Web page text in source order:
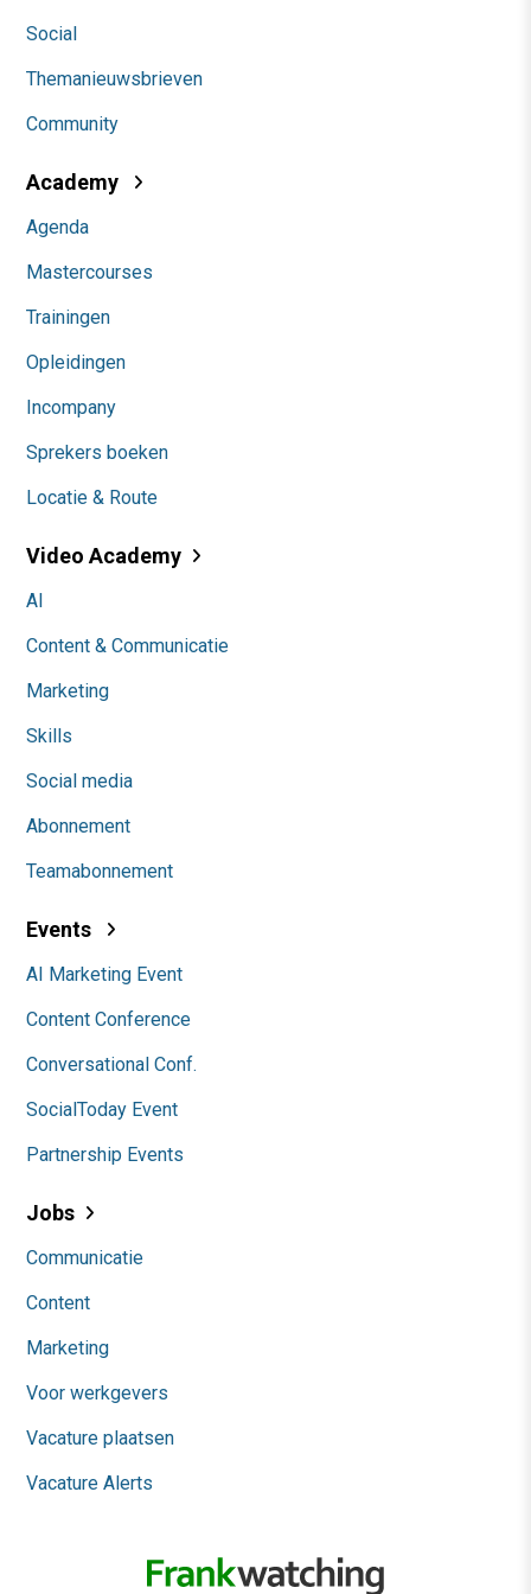
Social
Themanieuwsbrieven
Community
Academy
Agenda
Mastercourses
Trainingen
Opleidingen
Incompany
Sprekers boeken
Locatie & Route
Video Academy
AI
Content & Communicatie
Marketing
Skills
Social media
Abonnement
Teamabonnement
Events
AI Marketing Event
Content Conference
Conversational Conf.
SocialToday Event
Partnership Events
Jobs
Communicatie
Content
Marketing
Voor werkgevers
Vacature plaatsen
Vacature Alerts